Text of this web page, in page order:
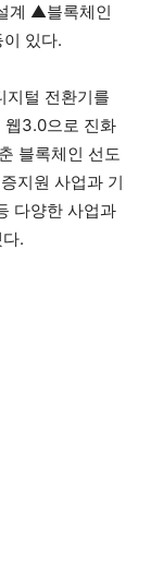
계 ▲블록체인
있다.
지털 전환기를
웹3.0으로 진화
블록체인 선도
지원 사업과 기
다양한 사업과
.